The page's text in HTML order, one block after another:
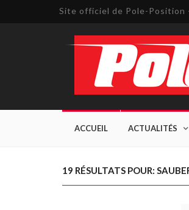
Site officiel de Pole-Position
ACCUEIL ACTUALITÉS
19 RÉSULTATS POUR: